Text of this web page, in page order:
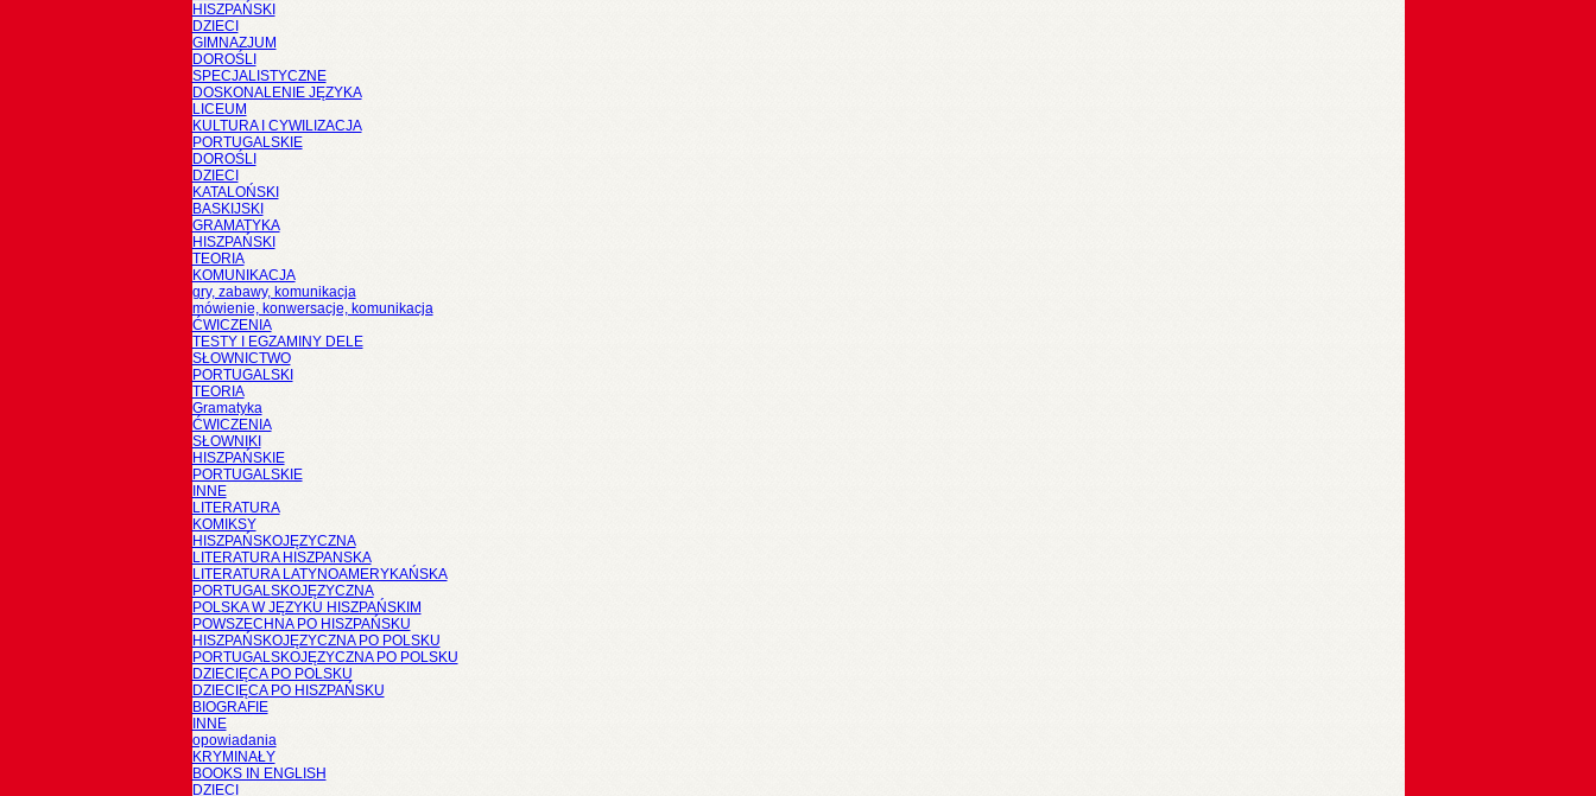
HISZPAŃSKI
DZIECI
GIMNAZJUM
DOROŚLI
SPECJALISTYCZNE
DOSKONALENIE JĘZYKA
LICEUM
KULTURA I CYWILIZACJA
PORTUGALSKIE
DOROŚLI
DZIECI
KATALOŃSKI
BASKIJSKI
GRAMATYKA
HISZPAŃSKI
TEORIA
KOMUNIKACJA
gry, zabawy, komunikacja
mówienie, konwersacje, komunikacja
ĆWICZENIA
TESTY I EGZAMINY DELE
SŁOWNICTWO
PORTUGALSKI
TEORIA
Gramatyka
ĆWICZENIA
SŁOWNIKI
HISZPAŃSKIE
PORTUGALSKIE
INNE
LITERATURA
KOMIKSY
HISZPAŃSKOJĘZYCZNA
LITERATURA HISZPANSKA
LITERATURA LATYNOAMERYKAŃSKA
PORTUGALSKOJĘZYCZNA
POLSKA W JĘZYKU HISZPAŃSKIM
POWSZECHNA PO HISZPAŃSKU
HISZPAŃSKOJĘZYCZNA PO POLSKU
PORTUGALSKOJĘZYCZNA PO POLSKU
DZIECIĘCA PO POLSKU
DZIECIĘCA PO HISZPAŃSKU
BIOGRAFIE
INNE
opowiadania
KRYMINAŁY
BOOKS IN ENGLISH
DZIECI